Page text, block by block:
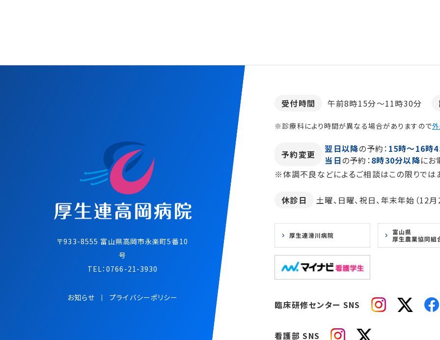
〒933-8555 富⼭県⾼岡市永楽町5番10
号
TEL：0766-21-3930
お知らせ プライバシーポリシー
受付時間 午前8時15分～11時30分
※診療科により時間が異なる場合がありますので
予約変更 翌日以降の予約： 15時～16時
当日の予約：8時30分以降にお
※体調不良などによるご相談はこの限りでは
休診日 土曜、日曜、祝日、年末年始（12
臨床研修センター SNS
看護部 SNS